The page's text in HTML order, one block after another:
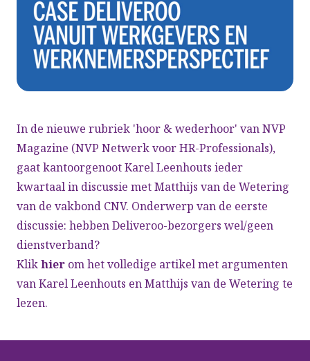
In de nieuwe rubriek 'hoor & wederhoor' van NVP
Magazine (NVP Netwerk voor HR-Professionals),
gaat kantoorgenoot Karel Leenhouts ieder
kwartaal in discussie met Matthijs van de Wetering
van de vakbond CNV. Onderwerp van de eerste
discussie: hebben Deliveroo-bezorgers wel/geen
dienstverband?
Klikhier om het volledige artikel met argumenten
van Karel Leenhouts en Matthijs van de Wetering te
lezen.